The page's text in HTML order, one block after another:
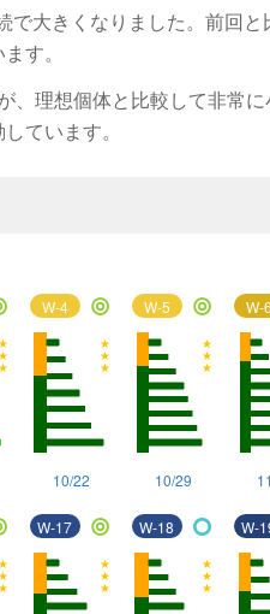
で大きくなりました。前回
す。
、理想個体と比較して非常に
ています。
W-4
10/22
W-5
10/29
W-6
W-17 W-18 W-